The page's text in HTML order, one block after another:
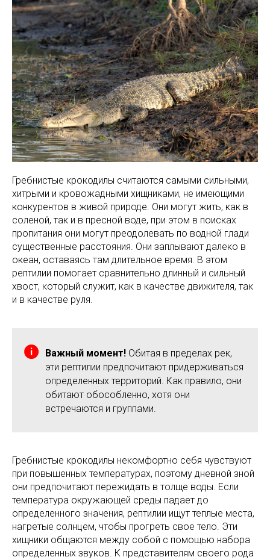
Гребнистые крокодилы считаются самыми сильными,
хитрыми и кровожадными хищниками, не имеющими
конкурентов в живой природе. Они могут жить, как в
соленой, так и в пресной воде, при этом в поисках
пропитания они могут преодолевать по водной глади
существенные расстояния. Они заплывают далеко в
океан, оставаясь там длительное время. В этом
рептилии помогает сравнительно длинный и сильный
хвост, который служит, как в качестве движителя, так
и в качестве руля.
Важный момент! Обитая в пределах рек,
эти рептилии предпочитают придерживаться
определенных территорий. Как правило, они
обитают обособленно, хотя они
встречаются и группами.
Гребнистые крокодилы некомфортно себя чувствуют
при повышенных температурах, поэтому дневной зной
они предпочитают пережидать в толще воды. Если
температура окружающей среды падает до
определенного значения, рептилии ищут теплые места,
нагретые солнцем, чтобы прогреть свое тело. Эти
хищники общаются между собой с помощью набора
определенных звуков. К представителям своего рода